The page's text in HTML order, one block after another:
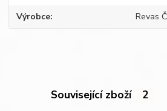
Výrobce Revas
Související zboží 2